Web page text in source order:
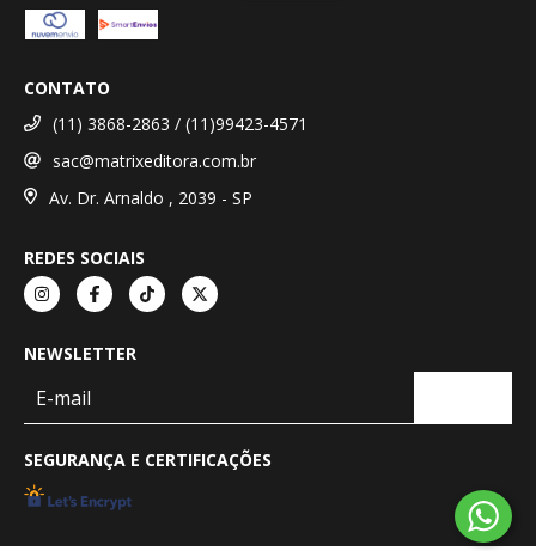
CONTATO
(11) 3868-2863 / (11)99423-4571
sac@matrixeditora.com.br
Av. Dr. Arnaldo , 2039 - SP
REDES SOCIAIS
NEWSLETTER
SEGURANÇA E CERTIFICAÇÕES